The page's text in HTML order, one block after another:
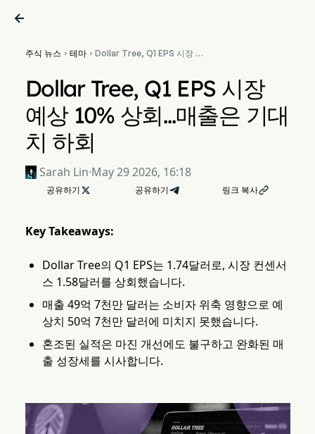

주식 뉴스  테마 Dollar Tree, Q1 EPS 시장 예
Dollar Tree, Q1 EPS 시장
예상 10% 상회…매출은 기대
치 하회
Sarah Lin·May 29 2026, 16:18
공유하기  공유하기 링크 복사
Key Takeaways:
Dollar Tree의 Q1 EPS는 1.74달러로, 시장 컨센서
스 1.58달러를 상회했습니다.
매출 49억 7천만 달러는 소비자 위축 영향으로 예
상치 50억 7천만 달러에 미치지 못했습니다.
혼조된 실적은 마진 개선에도 불구하고 완화된 매
출 성장세를 시사합니다.